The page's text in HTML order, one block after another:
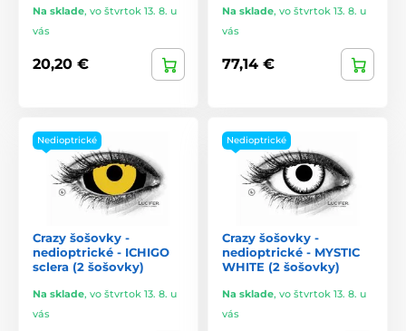
Na sklade, vo štvrtok 13. 8. u
vás
20,20 €
Na sklade, vo štvrtok 13. 8. u
vás
77,14 €
Nedioptrické
Crazy šošovky -
nedioptrické - ICHIGO
sclera (2 šošovky)
Na sklade, vo štvrtok 13. 8. u
vás
Nedioptrické
Crazy šošovky -
nedioptrické - MYSTIC
WHITE (2 šošovky)
Na sklade, vo štvrtok 13. 8. u
vás